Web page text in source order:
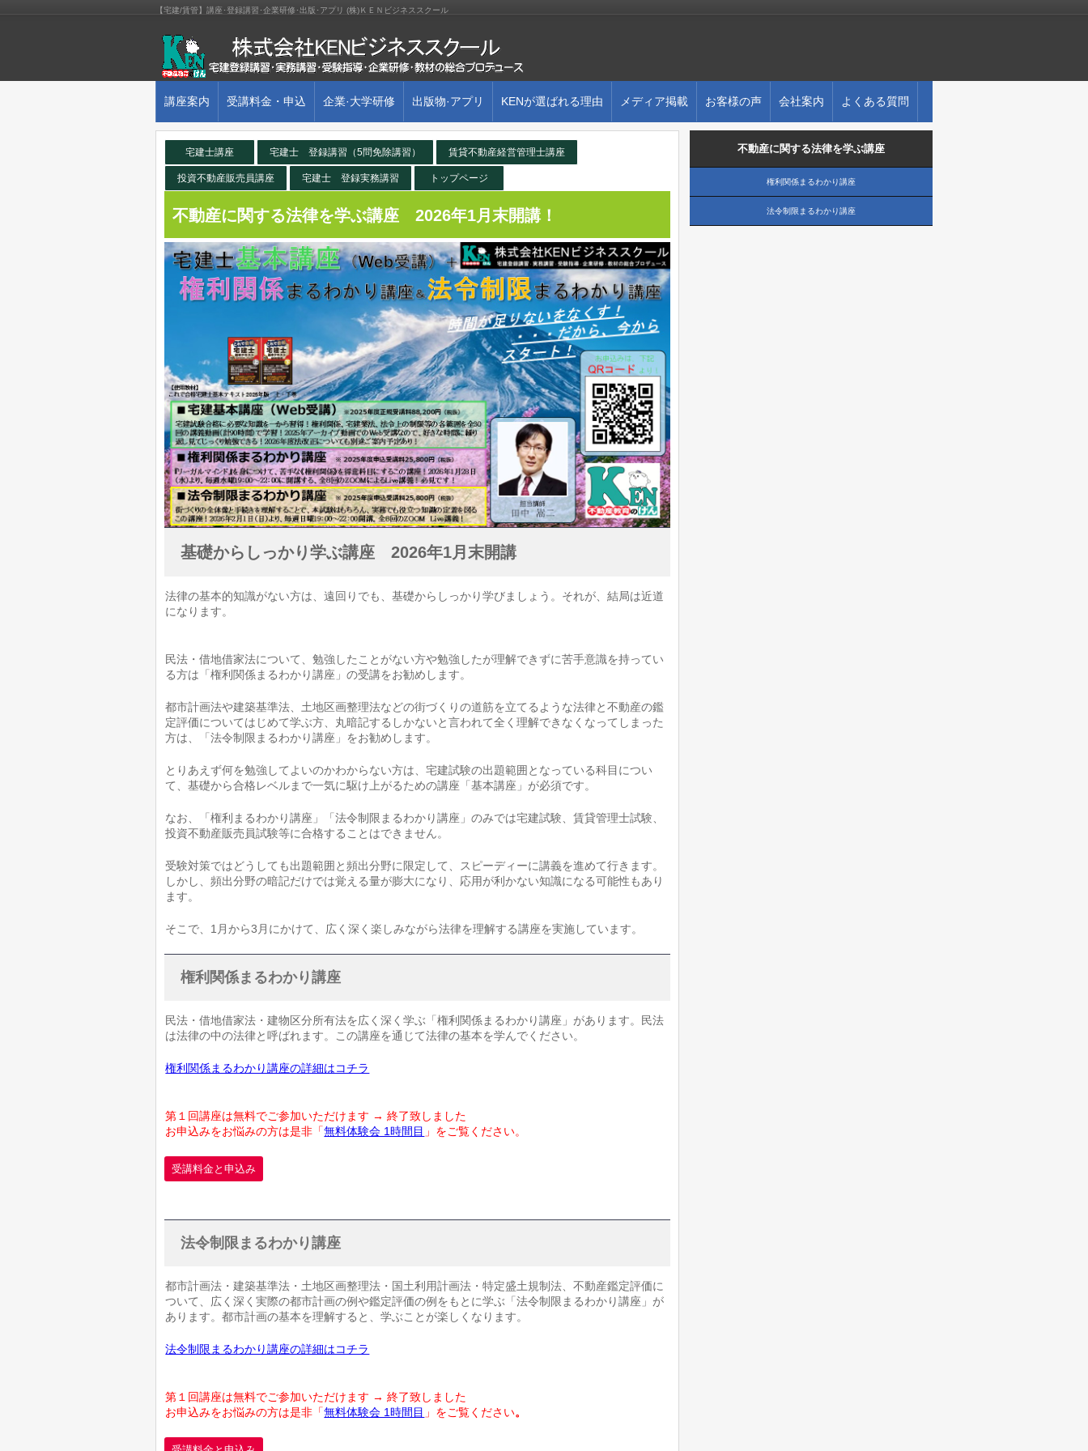
【宅建/賃管】講座･登録講習･企業研修･出版･アプリ (株)ＫＥＮビジネススクール
講座案内 受講料金・申込 企業·大学研修 出版物·アプリ KENが選ばれる理由 メディア掲載 お客様の声 会社案内 よくある質問
宅建士講座 宅建士 登録講習（5問免除講習） 賃貸不動産経営管理士講座
投資不動産販売員講座 宅建士 登録実務講習 トップページ
不動産に関する法律を学ぶ講座 2026年1月末開講！
基礎からしっかり学ぶ講座 2026年1月末開講
法律の基本的知識がない方は、遠回りでも、基礎からしっかり学びましょう。それが、結局は近道
になります。
民法・借地借家法について、勉強したことがない方や勉強したが理解できずに苦手意識を持ってい
る方は「権利関係まるわかり講座」の受講をお勧めします。
都市計画法や建築基準法、土地区画整理法などの街づくりの道筋を立てるような法律と不動産の鑑
定評価についてはじめて学ぶ方、丸暗記するしかないと言われて全く理解できなくなってしまった
方は、「法令制限まるわかり講座」をお勧めします。
とりあえず何を勉強してよいのかわからない方は、宅建試験の出題範囲となっている科目につい
て、基礎から合格レベルまで一気に駆け上がるための講座「基本講座」が必須です。
なお、「権利まるわかり講座」「法令制限まるわかり講座」のみでは宅建試験、賃貸管理士試験、
投資不動産販売員試験等に合格することはできません。
受験対策ではどうしても出題範囲と頻出分野に限定して、スピーディーに講義を進めて行きます。
しかし、頻出分野の暗記だけでは覚える量が膨大になり、応用が利かない知識になる可能性もあり
ます。
そこで、1月から3月にかけて、広く深く楽しみながら法律を理解する講座を実施しています。
権利関係まるわかり講座
民法・借地借家法・建物区分所有法を広く深く学ぶ「権利関係まるわかり講座」があります。民法
は法律の中の法律と呼ばれます。この講座を通じて法律の基本を学んでください。
権利関係まるわかり講座の詳細はコチラ
第１回講座は無料でご参加いただけます → 終了致しました
お申込みをお悩みの方は是非「無料体験会 1時間目 」をご覧ください。
受講料金と申込み
法令制限まるわかり講座
都市計画法・建築基準法・土地区画整理法・国土利用計画法・特定盛土規制法、不動産鑑定評価に
ついて、広く深く実際の都市計画の例や鑑定評価の例をもとに学ぶ「法令制限まるわかり講座」が
あります。都市計画の基本を理解すると、学ぶことが楽しくなります。
法令制限まるわかり講座の詳細はコチラ
第１回講座は無料でご参加いただけます → 終了致しました
お申込みをお悩みの方は是非「無料体験会 1時間目 」をご覧ください。
不動産に関する法律を学ぶ講座
権利関係まるわかり講座
法令制限まるわかり講座